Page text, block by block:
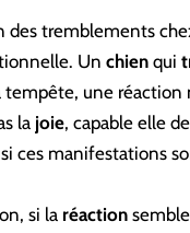
des tremblements
Un chien qui
tempête, une
la joie, capable elle
ces manifestations
si la réaction